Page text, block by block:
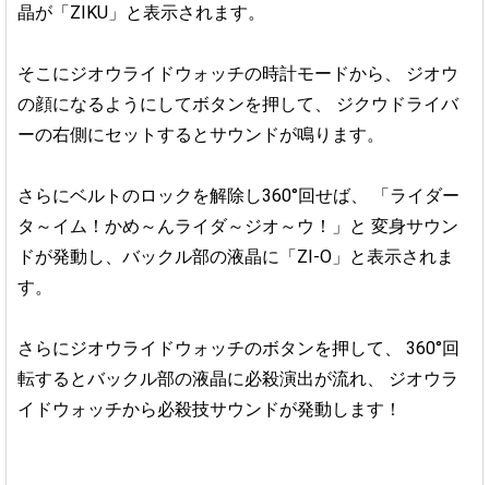
晶が「ZIKU」と表示されます。
そこにジオウライドウォッチの時計モードから、
ジオウ
の顔になるようにしてボタンを押して、
ジクウドライバ
ーの右側にセットするとサウンドが鳴ります。
さらにベルトのロックを解除し360°回せば、
「ライダー
タ～イム！かめ～んライダ～ジオ～ウ！」と 変身サウン
ドが発動し、バックル部の液晶に「ZI-O」と表示されま
す。
さらにジオウライドウォッチのボタンを押して、
360°回
転するとバックル部の液晶に必殺演出が流れ、
ジオウラ
イドウォッチから必殺技サウンドが発動します！